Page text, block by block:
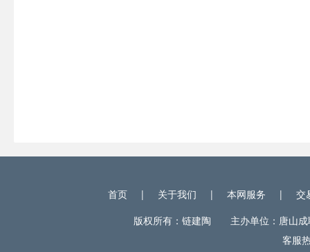
首页 | 关于我们 | 本网服务 |
交
版权所有：链建陶 主办单位：唐山
客服